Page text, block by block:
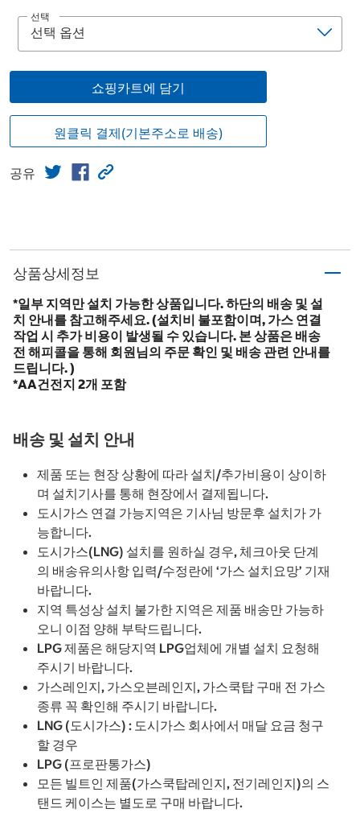
선택
쇼핑카트에 담기
원클릭 결제(기본주소로 배송)
공유
상품상세정보
*일부 지역만 설치 가능한 상품입니다. 하단의 배송 및 설
치 안내를 참고해주세요. (설치비 불포함이며, 가스 연결
작업 시 추가 비용이 발생될 수 있습니다. 본 상품은 배송
전 해피콜을 통해 회원님의 주문 확인 및 배송 관련 안내를
드립니다. )
*AA건전지 2개 포함
배송 및 설치 안내
제품 또는 현장 상황에 따라 설치/추가비용이 상이하
며 설치기사를 통해 현장에서 결제됩니다.
도시가스 연결 가능지역은 기사님 방문후 설치가 가
능합니다.
도시가스(LNG) 설치를 원하실 경우, 체크아웃 단계
의 배송유의사항 입력/수정란에 ‘가스 설치요망’ 기재
바랍니다.
지역 특성상 설치 불가한 지역은 제품 배송만 가능하
오니 이점 양해 부탁드립니다.
LPG 제품은 해당지역 LPG업체에 개별 설치 요청해
주시기 바랍니다.
가스레인지, 가스오븐레인지, 가스쿡탑 구매 전 가스
종류 꼭 확인해 주시기 바랍니다.
LNG (도시가스) : 도시가스 회사에서 매달 요금 청구
할 경우
LPG (프로판통가스)
모든 빌트인 제품(가스쿡탑레인지, 전기레인지)의 스
탠드 케이스는 별도로 구매 바랍니다.